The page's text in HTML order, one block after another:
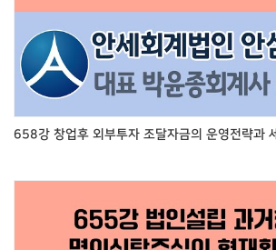
658강 창업후 외부투자 조달자금의 운영전략과